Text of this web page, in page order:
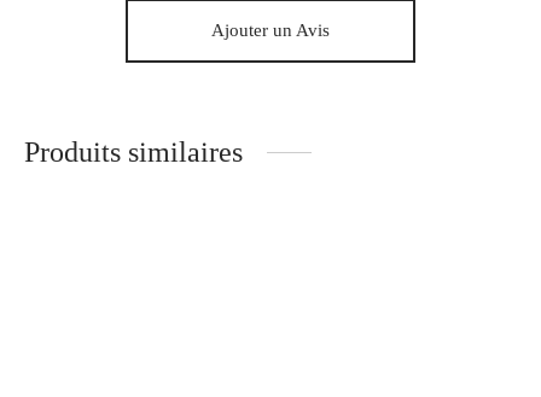
Ajouter un Avis
Produits similaires